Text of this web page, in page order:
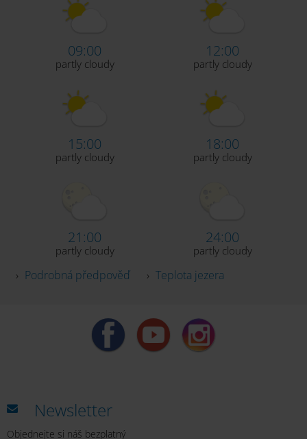
09:00
partly cloudy
12:00
partly cloudy
15:00
partly cloudy
18:00
partly cloudy
21:00
partly cloudy
24:00
partly cloudy
› Podrobná předpověď › Teplota jezera
Newsletter
Objednejte si náš bezplatný